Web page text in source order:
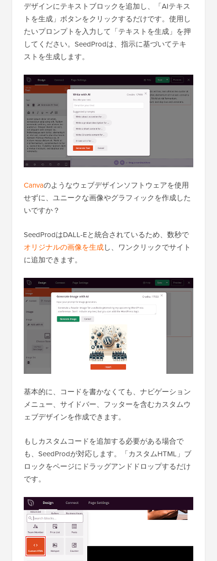
デザインにテキストブロックを追加し、「AIテキス
トを生成」ボタンをクリックするだけです。使用し
たいプロンプトを入力して「テキストを生成」を押
してください。SeedProdは、指示に基づいてテキ
ストを生成します。
Canvaのようなウェブデザインソフトウェアを使用
せずに、ユニークな画像やグラフィックを作成した
いですか？
SeedProdはDALL-Eと統合されているため、数秒で
オリジナルの画像を生成し、ワンクリックでサイト
に追加できます。
基本的に、コードを書かなくても、ナビゲーション
メニュー、サイドバー、フッターを含むカスタムウ
ェブデザインを作成できます。
もしカスタムコードを追加する必要がある場合で
も、SeedProdが対応します。「カスタムHTML」ブ
ロックをページにドラッグアンドドロップするだけ
です。